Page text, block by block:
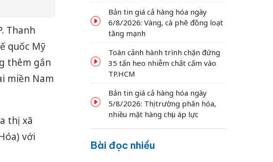
Thanh
quốc Mỹ
thêm gắn
miền Nam
thị xã
với
Bản tin giá cả hàng hóa ngày
6/8/2026: Vàng, cà phê đồng loạt
tăng mạnh
Toàn cảnh hành trình chặn đứng
35 tấn heo nhiễm chất cấm vào
TP.HCM
Bản tin giá cả hàng hóa ngày
5/8/2026: Thị trường phân hóa,
nhiều mặt hàng chịu áp lực
Bài đọc nhiều